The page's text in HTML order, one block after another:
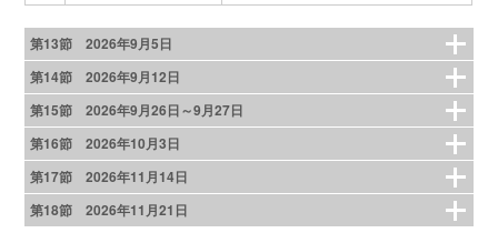
第13節 2026年9月5日
第14節 2026年9月12日
第15節 2026年9月26日～9月27日
第16節 2026年10月3日
第17節 2026年11月14日
第18節 2026年11月21日